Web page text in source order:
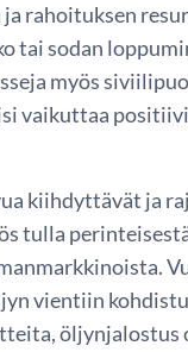
rahoituksen
tai sodan
myös
vaikuttaa
kiihdyttävät ja
tulla
vientiin
öljynjalostus